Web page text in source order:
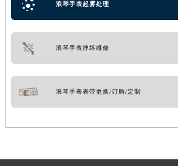
浪琴手表起雾处理
浪琴手表摔坏维修
浪琴手表表带更换/订购/定制